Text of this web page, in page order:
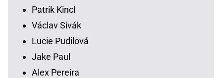
Patrik Kincl
Václav Sivák
Lucie Pudilová
Jake Paul
Alex Pereira